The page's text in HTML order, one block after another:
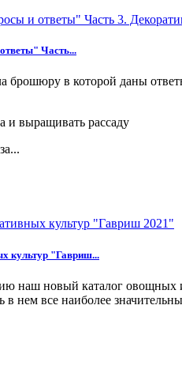
Часть...
брошюру в которой даны
и выращивать рассаду
культур "Гавриш...
наш новый каталог овощных
в нем все наиболее